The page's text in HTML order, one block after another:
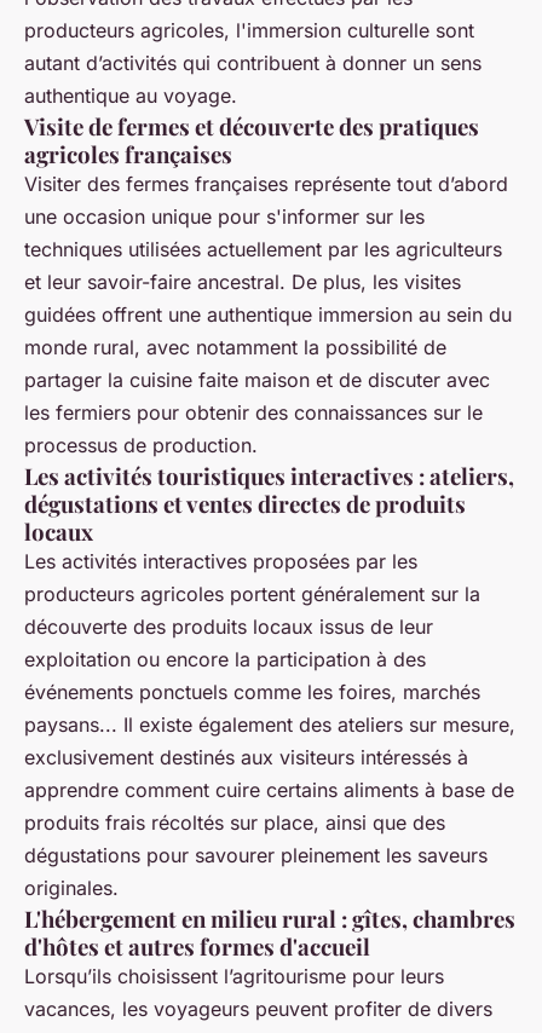
producteurs agricoles, l'immersion culturelle sont
autant d’activités qui contribuent à donner un sens
authentique au voyage.
Visite de fermes et découverte des pratiques
agricoles françaises
Visiter des fermes françaises représente tout d’abord
une occasion unique pour s'informer sur les
techniques utilisées actuellement par les agriculteurs
et leur savoir-faire ancestral. De plus, les visites
guidées offrent une authentique immersion au sein du
monde rural, avec notamment la possibilité de
partager la cuisine faite maison et de discuter avec
les fermiers pour obtenir des connaissances sur le
processus de production.
Les activités touristiques interactives : ateliers,
dégustations et ventes directes de produits
locaux
Les activités interactives proposées par les
producteurs agricoles portent généralement sur la
découverte des produits locaux issus de leur
exploitation ou encore la participation à des
événements ponctuels comme les foires, marchés
paysans... Il existe également des ateliers sur mesure,
exclusivement destinés aux visiteurs intéressés à
apprendre comment cuire certains aliments à base de
produits frais récoltés sur place, ainsi que des
dégustations pour savourer pleinement les saveurs
originales.
L'hébergement en milieu rural : gîtes, chambres
d'hôtes et autres formes d'accueil
Lorsqu’ils choisissent l’agritourisme pour leurs
vacances, les voyageurs peuvent profiter de divers